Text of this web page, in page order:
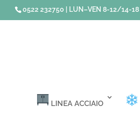
0522 232750 | LUN–VEN 8-12/14-18
LINEA ACCIAIO